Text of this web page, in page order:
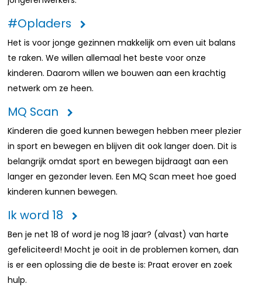
#Opladers
Het is voor jonge gezinnen makkelijk om even uit balans
te raken. We willen allemaal het beste voor onze
kinderen. Daarom willen we bouwen aan een krachtig
netwerk om ze heen.
MQ Scan
Kinderen die goed kunnen bewegen hebben meer plezier
in sport en bewegen en blijven dit ook langer doen. Dit is
belangrijk omdat sport en bewegen bijdraagt aan een
langer en gezonder leven. Een MQ Scan meet hoe goed
kinderen kunnen bewegen.
Ik word 18
Ben je net 18 of word je nog 18 jaar? (alvast) van harte
gefeliciteerd! Mocht je ooit in de problemen komen, dan
is er een oplossing die de beste is: Praat erover en zoek
hulp.